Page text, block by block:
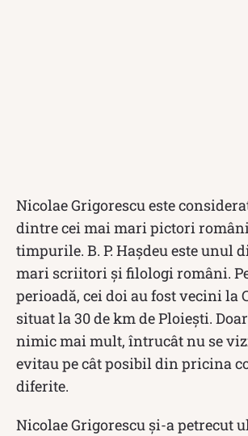
Nicolae Grigorescu este
dintre cei mai mari pictori
timpurile. B. P. Hașdeu este unul
mari scriitori și filologi români.
perioadă, cei doi au fost vecini la
situat la 30 de km de Ploiești.
nimic mai mult, întrucât nu se
evitau pe cât posibil din pricina
diferite.
Nicolae Grigorescu şi-a petrecut